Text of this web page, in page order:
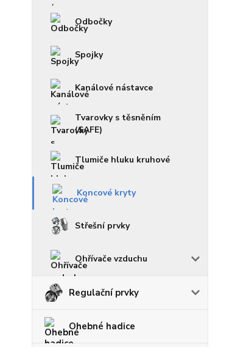
Odbočky
Spojky
Kanálové nástavce
Tvarovky s těsněním
(SAFE)
Tlumiče hluku kruhové
Koncové kryty
Střešní prvky
Ohřívače vzduchu
Regulační prvky
Ohebné hadice